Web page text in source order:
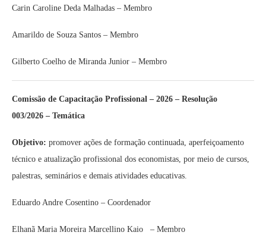
Carin Caroline Deda Malhadas – Membro
Amarildo de Souza Santos – Membro
Gilberto Coelho de Miranda Junior – Membro
Comissão de Capacitação Profissional – 2026 – Resolução
003/2026 – Temática
Objetivo: promover ações de formação continuada, aperfeiçoamento
técnico e atualização profissional dos economistas, por meio de cursos,
palestras, seminários e demais atividades educativas.
Eduardo Andre Cosentino – Coordenador
Elhanã Maria Moreira Marcellino Kaio – Membro